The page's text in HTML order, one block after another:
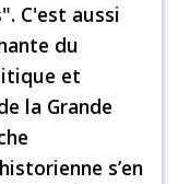
C'est aussi
du
et
la Grande
s’en